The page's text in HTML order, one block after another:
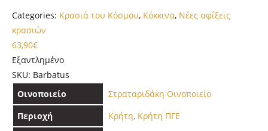
Categories: Κρασιά του Κόσμου, Κόκκινα, Νέες αφίξεις
κρασιών
63,90€
Εξαντλημένο
SKU: Barbatus
Οινοποιείο
Στραταριδάκη Οινοποιείο
Περιοχή
Κρήτη, Κρήτη ΠΓΕ